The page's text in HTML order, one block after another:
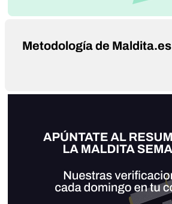
Metodología de Maldita.es